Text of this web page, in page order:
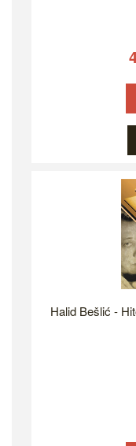
Halid Bešlić -